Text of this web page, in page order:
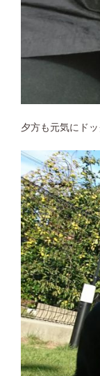
夕方も元気にド